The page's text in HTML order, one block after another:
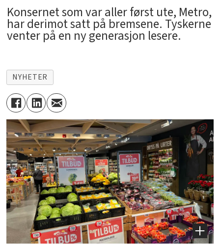
Konsernet som var aller først ute, Metro,
har derimot satt på bremsene. Tyskerne
venter på en ny generasjon lesere.
NYHETER